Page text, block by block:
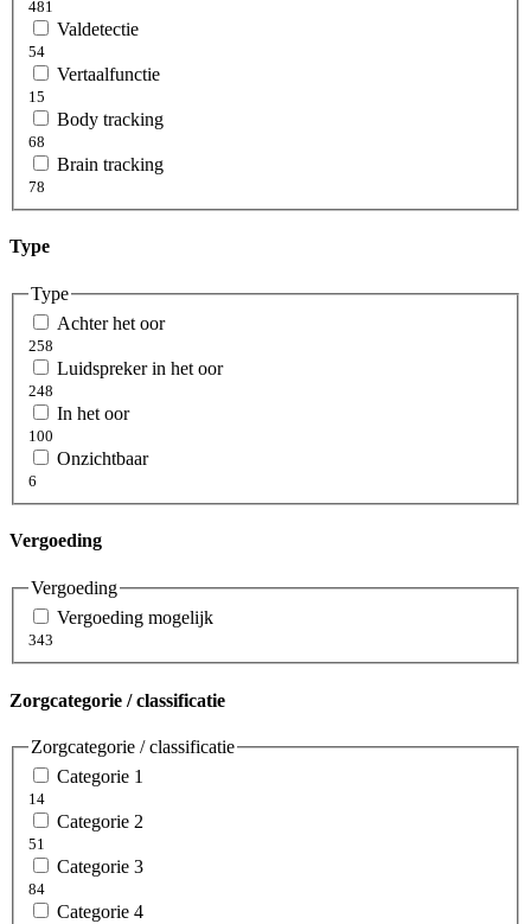
481
Valdetectie
54
Vertaalfunctie
15
Body tracking
68
Brain tracking
78
Type
Type
Achter het oor
258
Luidspreker in het oor
248
In het oor
100
Onzichtbaar
6
Vergoeding
Vergoeding
Vergoeding mogelijk
343
Zorgcategorie / classificatie
Zorgcategorie / classificatie
Categorie 1
14
Categorie 2
51
Categorie 3
84
Categorie 4